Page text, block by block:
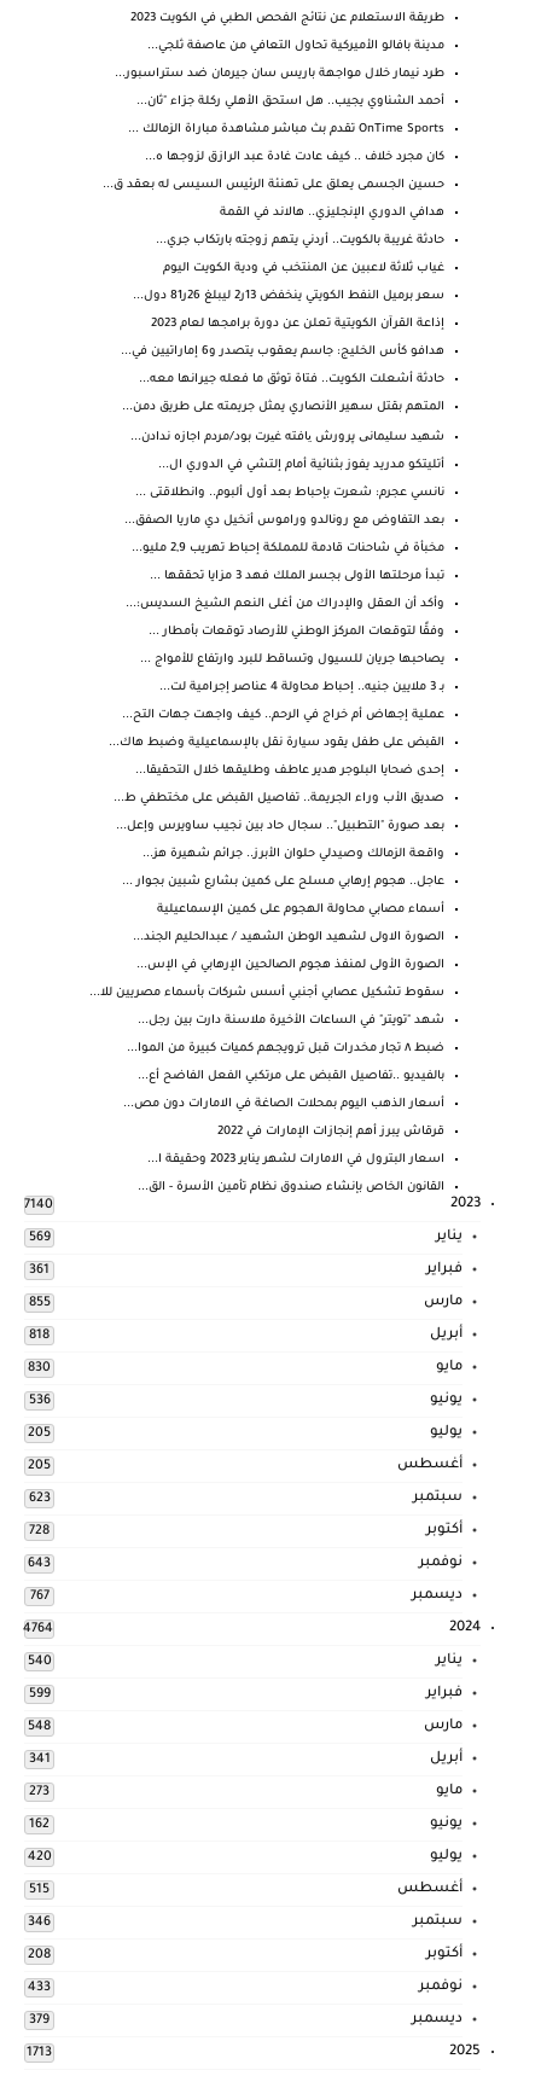
طريقة الاستعلام عن نتائج الفحص الطبي في الكويت 2023
مدينة بافالو الأميركية تحاول التعافي من عاصفة ثلجي...
طرد نيمار خلال مواجهة باريس سان جيرمان ضد ستراسبور...
أحمد الشناوي يجيب.. هل استحق الأهلي ركلة جزاء "ثان...
OnTime Sports تقدم بث مباشر مشاهدة مباراة الزمالك ...
كان مجرد خلاف .. كيف عادت غادة عبد الرازق لزوجها ه...
حسين الجسمى يعلق على تهنئة الرئيس السيسى له بعقد ق...
هدافي الدوري الإنجليزي.. هالاند في القمة
حادثة غريبة بالكويت.. أردني يتهم زوجته بارتكاب جري...
غياب ثلاثة لاعبين عن المنتخب في ودية الكويت اليوم
سعر برميل النفط الكويتي ينخفض 13ر2 ليبلغ 26ر81 دول...
إذاعة القرآن الكويتية تعلن عن دورة برامجها لعام 2023
هدافو كأس الخليج: جاسم يعقوب يتصدر و6 إماراتيين في...
حادثة أشعلت الكويت.. فتاة توثق ما فعله جيرانها معه...
المتهم بقتل سهير الأنصاري يمثل جريمته على طريق دمن...
شهید سلیمانی پرورش یافته غیرت بود/مردم اجازه ندادن...
أتليتكو مدريد يفوز بثنائية أمام إلتشي في الدوري ال...
نانسي عجرم: شعرت بإحباط بعد أول ألبوم.. وانطلاقتى ...
بعد التفاوض مع رونالدو وراموس أنخيل دي ماريا الصفق...
مخبأة في شاحنات قادمة للمملكة إحباط تهريب 2,9 مليو...
تبدأ مرحلتها الأولى بجسر الملك فهد 3 مزايا تحققها ...
وأكد أن العقل والإدراك من أغلى النعم الشيخ السديس:...
وفقًا لتوقعات المركز الوطني للأرصاد توقعات بأمطار ...
يصاحبها جريان للسيول وتساقط للبرد وارتفاع للأمواج ...
بـ 3 ملايين جنيه.. إحباط محاولة 4 عناصر إجرامية لت...
عملية إجهاض أم خراج في الرحم.. كيف واجهت جهات التح...
القبض على طفل يقود سيارة نقل بالإسماعيلية وضبط هاك...
إحدى ضحايا البلوجر هدير عاطف وطليقها خلال التحقيقا...
صديق الأب وراء الجريمة.. تفاصيل القبض على مختطفي ط...
بعد صورة "التطبيل".. سجال حاد بين نجيب ساويرس وإعل...
واقعة الزمالك وصيدلي حلوان الأبرز.. جرائم شهيرة هز...
عاجل.. هجوم إرهابي مسلح على كمين بشارع شبين بجوار ...
أسماء مصابي محاولة الهجوم على كمين الإسماعيلية
الصورة الاولى لشهيد الوطن الشهيد / عبدالحليم الجند...
الصورة الأولى لمنفذ هجوم الصالحين الإرهابي في الإس...
سقوط تشكيل عصابي أجنبي أسس شركات بأسماء مصريين للا...
شهد "تويتر" في الساعات الأخيرة ملاسنة دارت بين رجل...
ضبط ٨ تجار مخدرات قبل ترويجهم كميات كبيرة من الموا...
بالفيديو ..تفاصيل القبض على مرتكبي الفعل الفاضح أع...
أسعار الذهب اليوم بمحلات الصاغة في الامارات دون مص...
قرقاش يبرز أهم إنجازات الإمارات في 2022
اسعار البترول في الامارات لشهر يناير 2023 وحقيقة ا...
القانون الخاص بإنشاء صندوق نظام تأمين الأسرة - الق...
2023
7140
يناير 569
فبراير 361
مارس 855
أبريل 818
مايو 830
يونيو 536
يوليو 205
أغسطس 205
سبتمبر 623
أكتوبر 728
نوفمبر 643
ديسمبر 767
2024
4764
يناير 540
فبراير 599
مارس 548
أبريل 341
مايو 273
يونيو 162
يوليو 420
أغسطس 515
سبتمبر 346
أكتوبر 208
نوفمبر 433
ديسمبر 379
2025
1713